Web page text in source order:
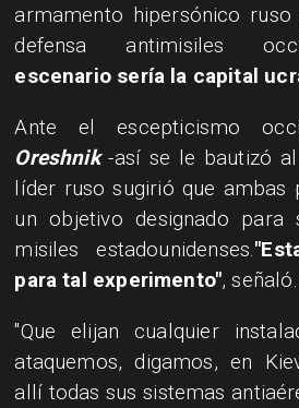
armamento hipersónico
defensa antimisiles
escenario sería la capital
​Ante el escepticismo
Oreshnik-así se le bautizó
líder ruso sugirió que ambas
un objetivo designado
misiles estadounidenses.
para tal experimento", señaló.
"Que elijan cualquier
ataquemos, digamos, en
allí todas sus sistemas